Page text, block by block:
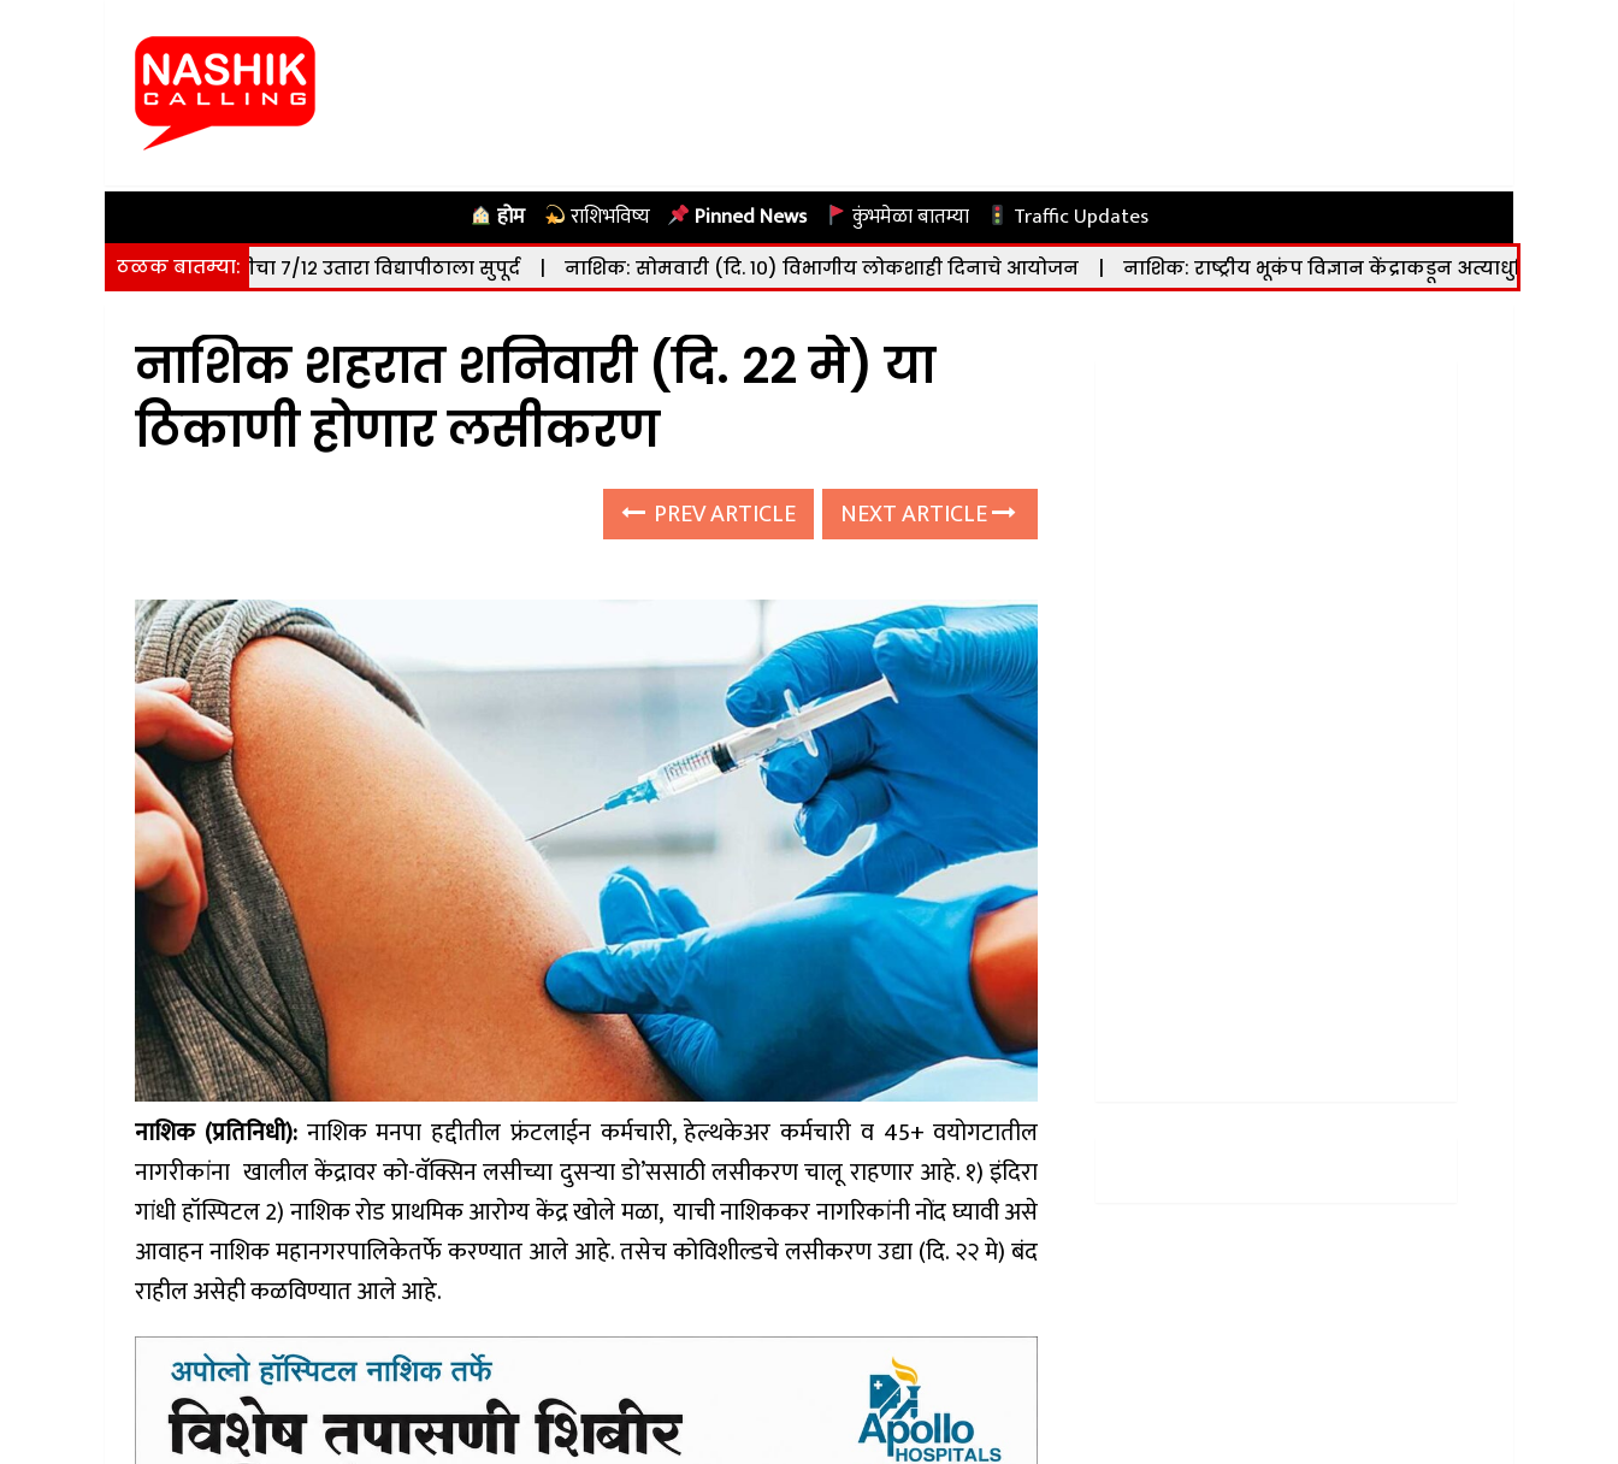
होम राशिभविष्य Pinned News कुंभमेळा बातम्या Traffic Updates
ठळक बातम्या:
जमिनीचा ७/१२ उतारा विद्यापीठाला सुपूर्द | नाशिक: सोमवारी (दि. १०) विभागीय लोकशाही दिनाचे आयोजन | नाशिक: राष्ट्रीय भूकंप विज्ञान केंद्राकडून अत्याधुनिक भूकंप मापन केंद्र
नाशिक शहरात शनिवारी (दि. २२ मे) या
ठिकाणी होणार लसीकरण
PREV ARTICLE NEXT ARTICLE
नाशिक (प्रतिनिधी):नाशिक मनपा हद्दीतील फ्रंटलाईन कर्मचारी, हेल्थकेअर कर्मचारी व 45+ वयोगटातील
नागरीकांना खालील केंद्रावर को-वॅक्सिन लसीच्या दुसऱ्या डो’ससाठी लसीकरण चालू राहणार आहे. १) इंदिरा
गांधी हॉस्पिटल 2) नाशिक रोड प्राथमिक आरोग्य केंद्र खोले मळा, याची नाशिककर नागरिकांनी नोंद घ्यावी असे
आवाहन नाशिक महानगरपालिकेतर्फे करण्यात आले आहे. तसेच कोविशील्डचे लसीकरण उद्या (दि. २२ मे) बंद
राहील असेही कळविण्यात आले आहे.